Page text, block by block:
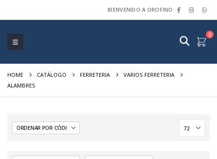
BIENVENIDO A OROFINO
0
HOME CATÁLOGO FERRETERIA
VARIOS FERRETERIA
ALAMBRES